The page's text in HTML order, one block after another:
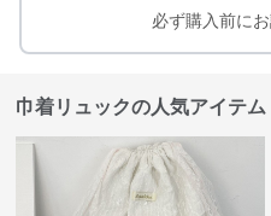
必ず購入前に
巾着リュックの人気アイテム